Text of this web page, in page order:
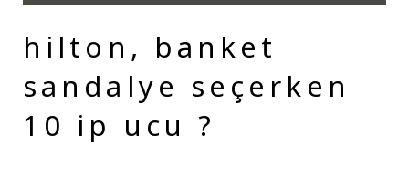
Plastik Sandalye
Dış Mekan Sandalyeler
Masalar
hilton, banket
sandalye seçerken
10 ip ucu ?